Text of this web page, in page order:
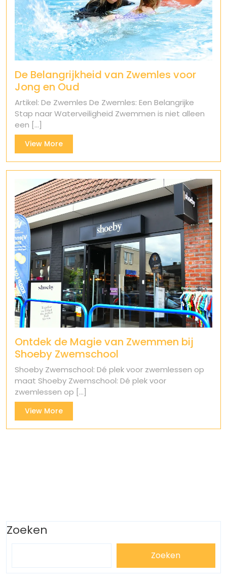
De Belangrijkheid van Zwemles voor
Jong en Oud
Artikel: De Zwemles De Zwemles: Een Belangrijke
Stap naar Waterveiligheid Zwemmen is niet alleen
een [...]
View MoreView
More
Ontdek de Magie van Zwemmen bij
Shoeby Zwemschool
Shoeby Zwemschool: Dé plek voor zwemlessen op
maat Shoeby Zwemschool: Dé plek voor
zwemlessen op [...]
View MoreView
More
Zoeken
Zoeken